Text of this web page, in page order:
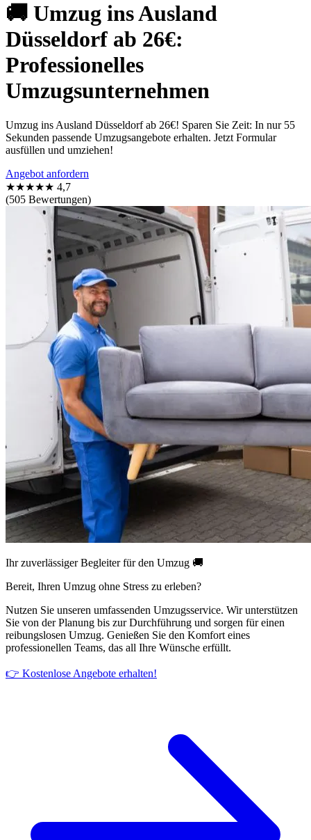
🚚 Umzug ins Ausland
Düsseldorf ab 26€:
Professionelles
Umzugsunternehmen
Umzug ins Ausland Düsseldorf ab 26€! Sparen Sie Zeit: In nur 55
Sekunden passende Umzugsangebote erhalten. Jetzt Formular
ausfüllen und umziehen!
Angebot anfordern
★★★★★ 4,7
(505 Bewertungen)
Ihr zuverlässiger Begleiter für den Umzug 🚚
Bereit, Ihren Umzug ohne Stress zu erleben?
Nutzen Sie unseren umfassenden Umzugsservice. Wir unterstützen
Sie von der Planung bis zur Durchführung und sorgen für einen
reibungslosen Umzug. Genießen Sie den Komfort eines
professionellen Teams, das all Ihre Wünsche erfüllt.
👉 Kostenlose Angebote erhalten!